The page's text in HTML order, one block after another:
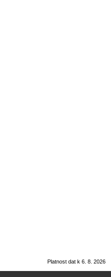
Platnost dat k 6. 8. 2026